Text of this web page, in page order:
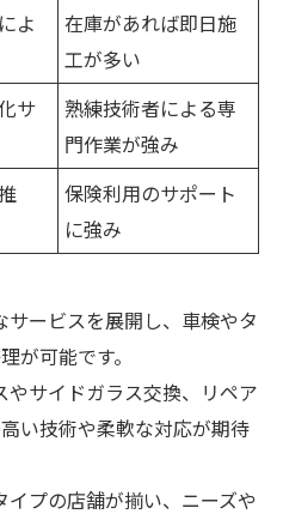
よ
在庫があれば即日施
工が多い
サ
熟練技術者による専
門作業が強み
保険利用のサポート
に強み
ービスを展開し、車検やタ
が可能です。
サイドガラス交換、リペア
い技術や柔軟な対応が期待
プの店舗が揃い、ニーズや